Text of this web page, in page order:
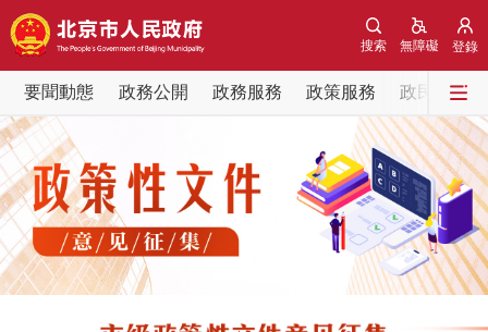
登錄
無障礙
搜索
要聞動態 政務公開 政務服務 政策服務 政民互動
要聞動態
黨中央精神 中央部委動態
北京要聞 部門動態
各區熱點